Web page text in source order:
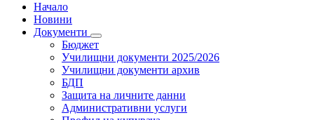
Начало
Новини
Документи
Бюджет
Училищни документи 2025/2026
Училищни документи архив
БДП
Защита на личните данни
Административни услуги